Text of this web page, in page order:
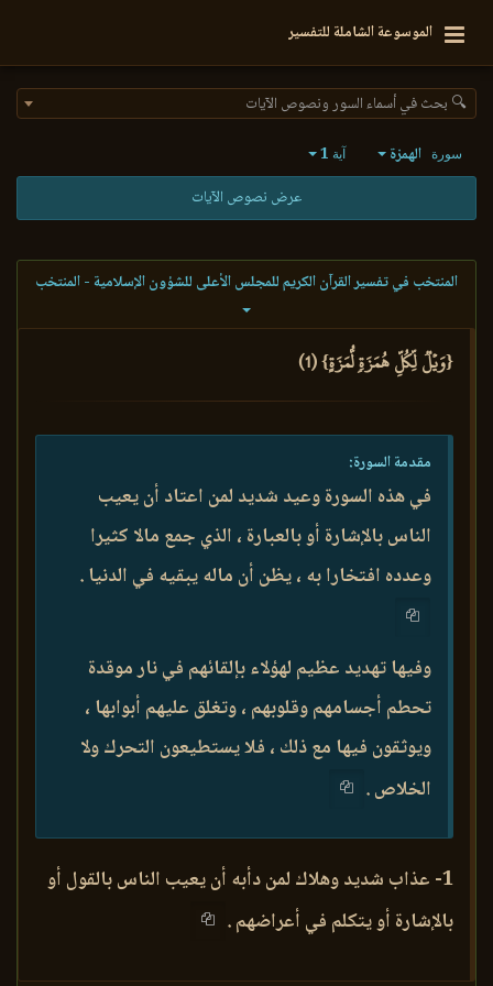
الموسوعة الشاملة للتفسير
🔍 بحث في أسماء السور ونصوص الآيات
سورة الهمزة آية 1
عرض نصوص الآيات
المنتخب في تفسير القرآن الكريم للمجلس الأعلى للشؤون الإسلامية - المنتخب
{وَيۡلٞ لِّكُلِّ هُمَزَةٖ لُّمَزَةٍ} (1)
مقدمة السورة:
في هذه السورة وعيد شديد لمن اعتاد أن يعيب
الناس بالإشارة أو بالعبارة ، الذي جمع مالا كثيرا
وعدده افتخارا به ، يظن أن ماله يبقيه في الدنيا .
وفيها تهديد عظيم لهؤلاء بإلقائهم في نار موقدة
تحطم أجسامهم وقلوبهم ، وتغلق عليهم أبوابها ،
ويوثقون فيها مع ذلك ، فلا يستطيعون التحرك ولا
الخلاص .
1- عذاب شديد وهلاك لمن دأبه أن يعيب الناس بالقول أو
بالإشارة أو يتكلم في أعراضهم .